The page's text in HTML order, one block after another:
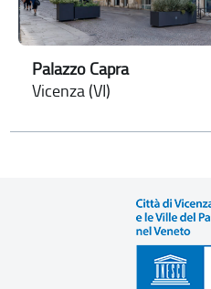
Palazzo Capra
Vicenza (VI)